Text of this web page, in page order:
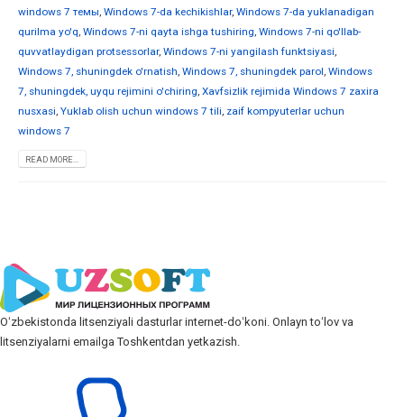
windows 7 темы, Windows 7-da kechikishlar, Windows 7-da yuklanadigan
qurilma yo'q, Windows 7-ni qayta ishga tushiring, Windows 7-ni qo'llab-
quvvatlaydigan protsessorlar, Windows 7-ni yangilash funktsiyasi,
Windows 7, shuningdek o'rnatish, Windows 7, shuningdek parol, Windows
7, shuningdek, uyqu rejimini o'chiring, Xavfsizlik rejimida Windows 7 zaxira
nusxasi, Yuklab olish uchun windows 7 tili, zaif kompyuterlar uchun
windows 7
READ MORE...
Oʻzbekistonda litsenziyali dasturlar internet-doʻkoni. Onlayn toʻlov va
litsenziyalarni emailga Toshkentdan yetkazish.